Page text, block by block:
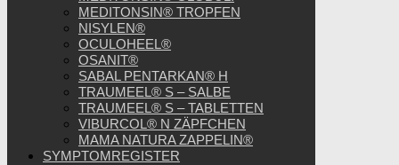
MEDITONSIN® TROPFEN
NISYLEN®
OCULOHEEL®
OSANIT®
SABAL PENTARKAN® H
TRAUMEEL® S – SALBE
TRAUMEEL® S – TABLETTEN
VIBURCOL® N ZÄPFCHEN
MAMA NATURA ZAPPELIN®
SYMPTOMREGISTER